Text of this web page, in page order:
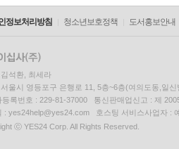
정보처리방침 청소년보호정책 도서홍보안내
석환, 최세라
울시 영등포구 은행로 11, 5층~6층(여의도동,일신
등록번호 : 229-81-37000 통신판매업신고 : 제
: yes24help@yes24.com 호스팅 서비스사업자 :
ⓒ YES24 Corp. All Rights Reserved.